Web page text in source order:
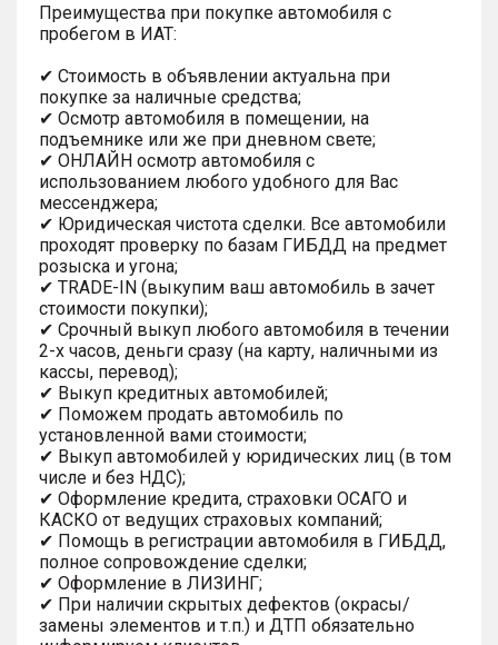
Преимущества при покупке автомобиля с
пробегом в ИАТ:
✔ Стоимость в объявлении актуальна при
покупке за наличные средства;
✔ Осмотр автомобиля в помещении, на
подъемнике или же при дневном свете;
✔ ОНЛАЙН осмотр автомобиля с
использованием любого удобного для Вас
мессенджера;
✔ Юридическая чистота сделки. Все автомобили
проходят проверку по базам ГИБДД на предмет
розыска и угона;
✔ TRADE-IN (выкупим ваш автомобиль в зачет
стоимости покупки);
✔ Срочный выкуп любого автомобиля в течении
2-х часов, деньги сразу (на карту, наличными из
кассы, перевод);
✔ Выкуп кредитных автомобилей;
✔ Поможем продать автомобиль по
установленной вами стоимости;
✔ Выкуп автомобилей у юридических лиц (в том
числе и без НДС);
✔ Оформление кредита, страховки ОСАГО и
КАСКО от ведущих страховых компаний;
✔ Помощь в регистрации автомобиля в ГИБДД,
полное сопровождение сделки;
✔ Оформление в ЛИЗИНГ;
✔ При наличии скрытых дефектов (окрасы/
замены элементов и т.п.) и ДТП обязательно